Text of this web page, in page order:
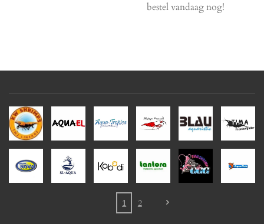
bestel vandaag nog!
1 2